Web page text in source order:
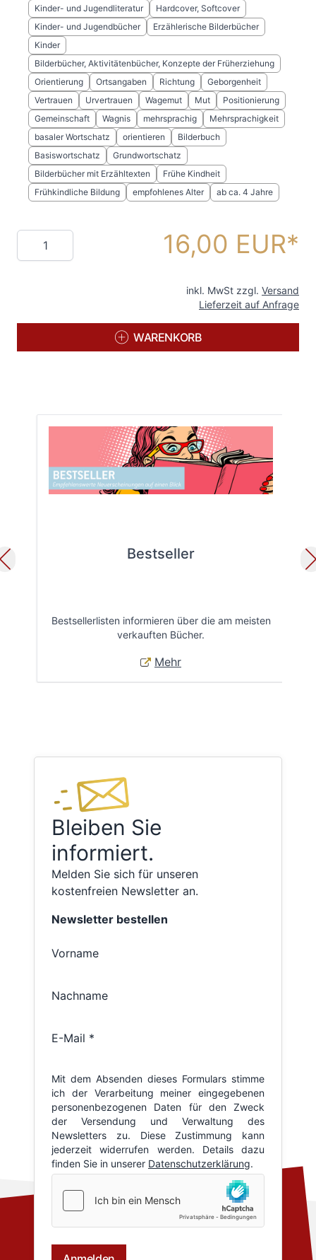
Kinder- und Jugendliteratur
Hardcover, Softcover
Kinder- und Jugendbücher
Erzählerische Bilderbücher
Kinder
Bilderbücher, Aktivitätenbücher, Konzepte der Früherziehung
Orientierung
Ortsangaben Richtung
Geborgenheit
Vertrauen
Urvertrauen Wagemut Mut
Positionierung
Gemeinschaft
Wagnis mehrsprachig
Mehrsprachigkeit
basaler Wortschatz
orientieren
Bilderbuch
Basiswortschatz
Grundwortschatz
Bilderbücher mit Erzähltexten
Frühe Kindheit
Frühkindliche Bildung
empfohlenes Alter ab ca. 4 Jahre
Menge 16,00 EUR
inkl. MwSt zzgl. Versand
Lieferzeit auf Anfrage
WARENKORB
Bestseller
Bestsellerlisten informieren über die am meisten
verkauften Bücher.
Mehr
Bleiben Sie
informiert.
Melden Sie sich für unseren
kostenfreien Newsletter an.